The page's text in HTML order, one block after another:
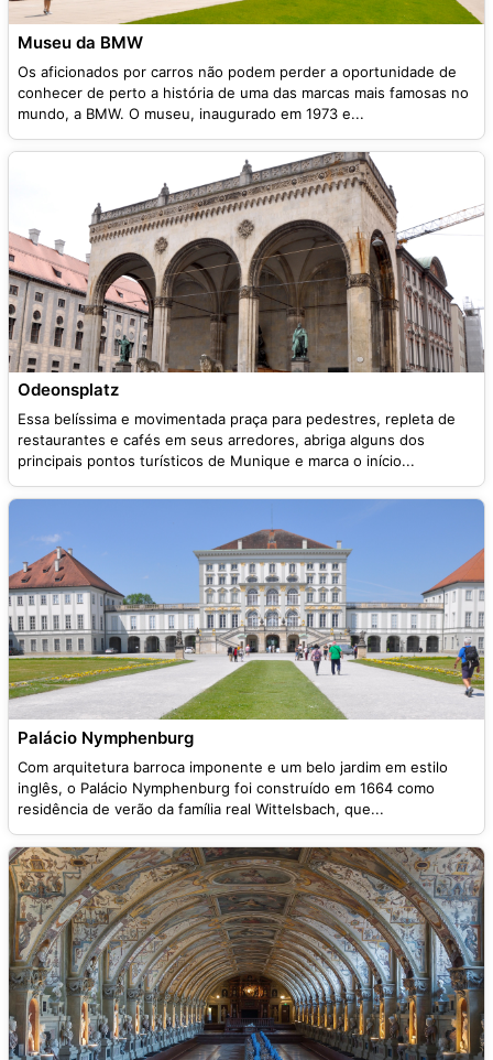
Museu da BMW
Os aficionados por carros não podem perder a oportunidade de
conhecer de perto a história de uma das marcas mais famosas no
mundo, a BMW. O museu, inaugurado em 1973 e...
Odeonsplatz
Essa belíssima e movimentada praça para pedestres, repleta de
restaurantes e cafés em seus arredores, abriga alguns dos
principais pontos turísticos de Munique e marca o início...
Palácio Nymphenburg
Com arquitetura barroca imponente e um belo jardim em estilo
inglês, o Palácio Nymphenburg foi construído em 1664 como
residência de verão da família real Wittelsbach, que...